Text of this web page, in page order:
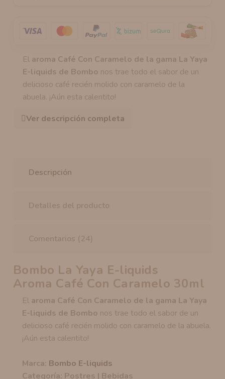
El aroma Café Con Caramelo de la gama La Yaya
E-liquids de Bombo nos trae todo el sabor de un
delicioso café recién molido con caramelo de la
abuela. ¡Aún esta calentito!
Ver descripción completa
Descripción
Detalles del producto
Comentarios (24)
Bombo La Yaya E-liquids
Aroma Café Con Caramelo 30ml
El aroma Café Con Caramelo de la gama La Yaya
E-liquids de Bombo nos trae todo el sabor de un
delicioso café recién molido con caramelo de la abuela.
¡Aún esta calentito!
Marca: Bombo E-liquids
Categoría: Postres | Bebidas